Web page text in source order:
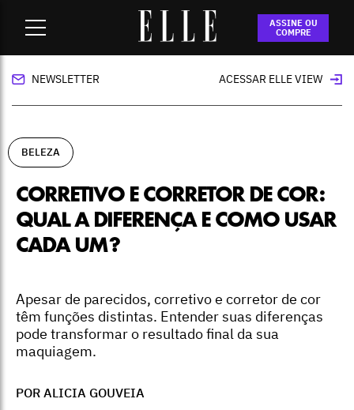
ASSINE OU
COMPRE
Corretivo e corretor de cor: qual a diferença e
como usar cada um?
NEWSLETTER ACESSAR ELLE VIEW
BELEZA
CORRETIVO E CORRETOR DE COR:
QUAL A DIFERENÇA E COMO USAR
CADA UM?
Apesar de parecidos, corretivo e corretor de cor
têm funções distintas. Entender suas diferenças
pode transformar o resultado final da sua
maquiagem.
POR ALICIA GOUVEIA